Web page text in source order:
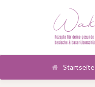
Startseite